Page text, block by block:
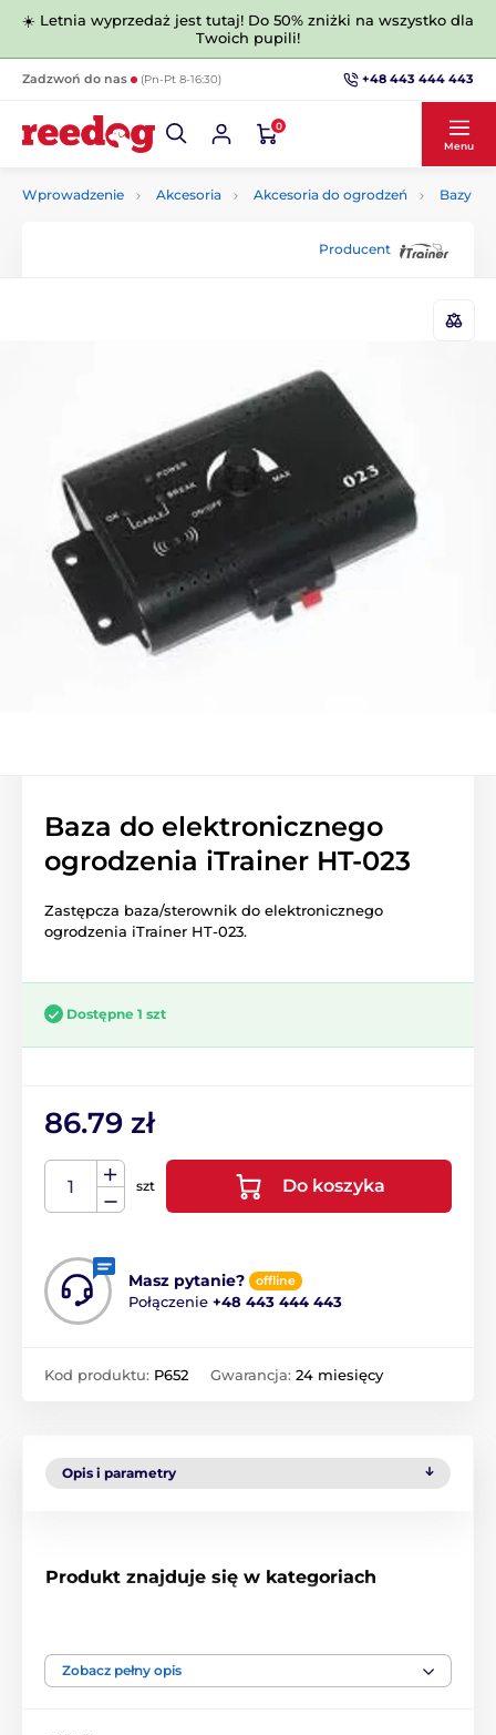
☀️ Letnia wyprzedaż jest tutaj! Do 50% zniżki na wszystko dla
Twoich pupili!
Zadzwoń do nas (Pn-Pt 8-16:30) +48 443 444 443
0
Menu
Wprowadzenie Akcesoria Akcesoria do ogrodzeń Bazy
Producent
Baza do elektronicznego
ogrodzenia iTrainer HT-023
Zastępcza baza/sterownik do elektronicznego
ogrodzenia iTrainer HT-023.
Dostępne 1 szt
86.79 zł
szt Do koszyka
Masz pytanie? offline
Połączenie +48 443 444 443
Kod produktu: P652 Gwarancja: 24 miesięcy
Opis i parametry
Produkt znajduje się w kategoriach
Zobacz pełny opis